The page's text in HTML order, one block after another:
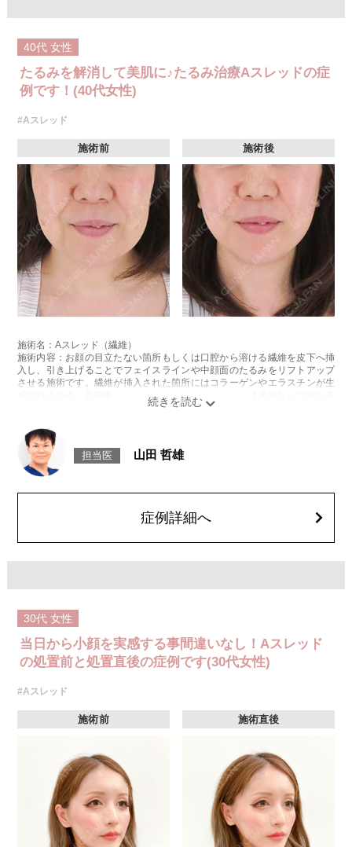
40代 女性
たるみを解消して美肌に♪たるみ治療Aスレッドの症
例です！(40代女性)
#Aスレッド
施術前 施術後
施術名：Aスレッド（繊維）
施術内容：お顔の目立たない箇所もしくは口腔から溶ける繊維を皮下へ挿
入し、引き上げることでフェイスラインや中顔面のたるみをリフトアップ
させる施術です。繊維が挿入された箇所にはコラーゲンやエラスチンが生
成されるため、長期的な美肌効果、肌質の改善効果、将来的なシワやたる
みの予防効果が期待できます。
リスク、副作用：腫れ、内出血、疼痛、頭痛、引き攣れ感などが生じるこ
とがございます。また、稀ではありますが、施術部位の細菌感染症、皮膚
のよれ、繊維の突出などが生じることがございます。化膿止め・痛み止め
を処方しております。服用により、何か異常があれば服用を中止してくだ
費用：1部位 184,800円(税込)
オプション：笑気麻酔 3,300円(税込)
担当医 山田 哲雄
症例詳細へ
30代 女性
当日から小顔を実感する事間違いなし！Aスレッド
の処置前と処置直後の症例です(30代女性)
#Aスレッド
施術前 施術直後